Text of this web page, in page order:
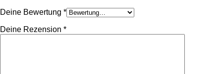
Deine Bewertung *
Deine Rezension *